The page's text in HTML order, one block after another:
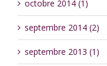
octobre 2014 (1)
septembre 2014 (2)
septembre 2013 (1)